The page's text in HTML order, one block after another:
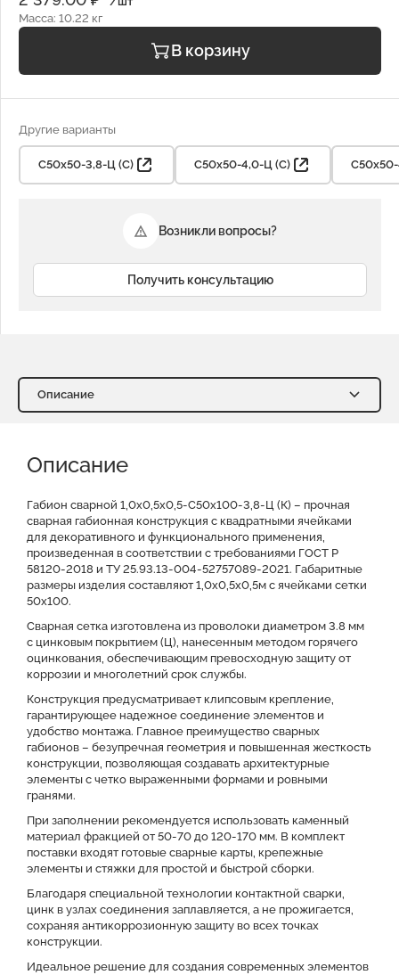
Масса: 10.22 кг
В корзину
Другие варианты
С50х50-3,8-Ц (С) С50х50-4,0-Ц (С)
Возникли вопросы?
Получить консультацию
Описание
Доставка и оплата
Преимущества Оставить заявку на КП
Файлы для скачивания
Описание
Габион сварной 1,0х0,5х0,5-С50х100-3,8-Ц (К) – прочная
сварная габионная конструкция с квадратными ячейками
для декоративного и функционального применения,
произведенная в соответствии с требованиями ГОСТ Р
58120-2018 и ТУ 25.93.13-004-52757089-2021. Габаритные
размеры изделия составляют 1,0х0,5х0,5м с ячейками сетки
50x100.
Сварная сетка изготовлена из проволоки диаметром 3.8 мм
с цинковым покрытием (Ц), нанесенным методом горячего
оцинкования, обеспечивающим превосходную защиту от
коррозии и многолетний срок службы.
Конструкция предусматривает клипсовым крепление,
гарантирующее надежное соединение элементов и
удобство монтажа. Главное преимущество сварных
габионов – безупречная геометрия и повышенная жесткость
конструкции, позволяющая создавать архитектурные
элементы с четко выраженными формами и ровными
гранями.
При заполнении рекомендуется использовать каменный
материал фракцией от 50-70 до 120-170 мм. В комплект
поставки входят готовые сварные карты, крепежные
элементы и стяжки для простой и быстрой сборки.
Благодаря специальной технологии контактной сварки,
цинк в узлах соединения заплавляется, а не прожигается,
сохраняя антикоррозионную защиту во всех точках
конструкции.
Идеальное решение для создания современных элементов